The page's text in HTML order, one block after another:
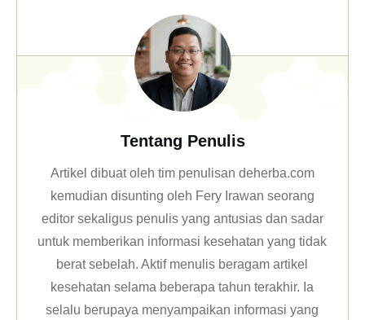
Tentang Penulis
Artikel dibuat oleh tim penulisan deherba.com
kemudian disunting oleh Fery Irawan seorang
editor sekaligus penulis yang antusias dan sadar
untuk memberikan informasi kesehatan yang tidak
berat sebelah. Aktif menulis beragam artikel
kesehatan selama beberapa tahun terakhir. Ia
selalu berupaya menyampaikan informasi yang